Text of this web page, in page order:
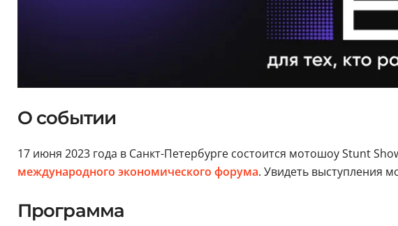
О событии
17 июня 2023 года в Санкт-Петербурге состоится мотошоу Stunt
международного экономического форума. Увидеть выступления
Программа